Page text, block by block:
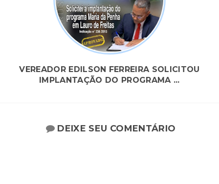
VEREADOR EDILSON FERREIRA SOLICITOU
IMPLANTAÇÃO DO PROGRAMA ...
DEIXE SEU COMENTÁRIO